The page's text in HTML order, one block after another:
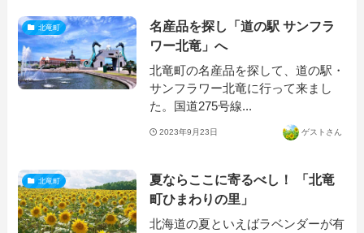
北竜町
名産品を探し「道の駅 サンフラ
ワー北竜」へ
北竜町の名産品を探して、道の駅・
サンフラワー北竜に行って来まし
た。国道275号線...
2023年9月23日 ゲストさん
北竜町
夏ならここに寄るべし！ 「北竜
町ひまわりの里」
北海道の夏といえばラベンダーが有